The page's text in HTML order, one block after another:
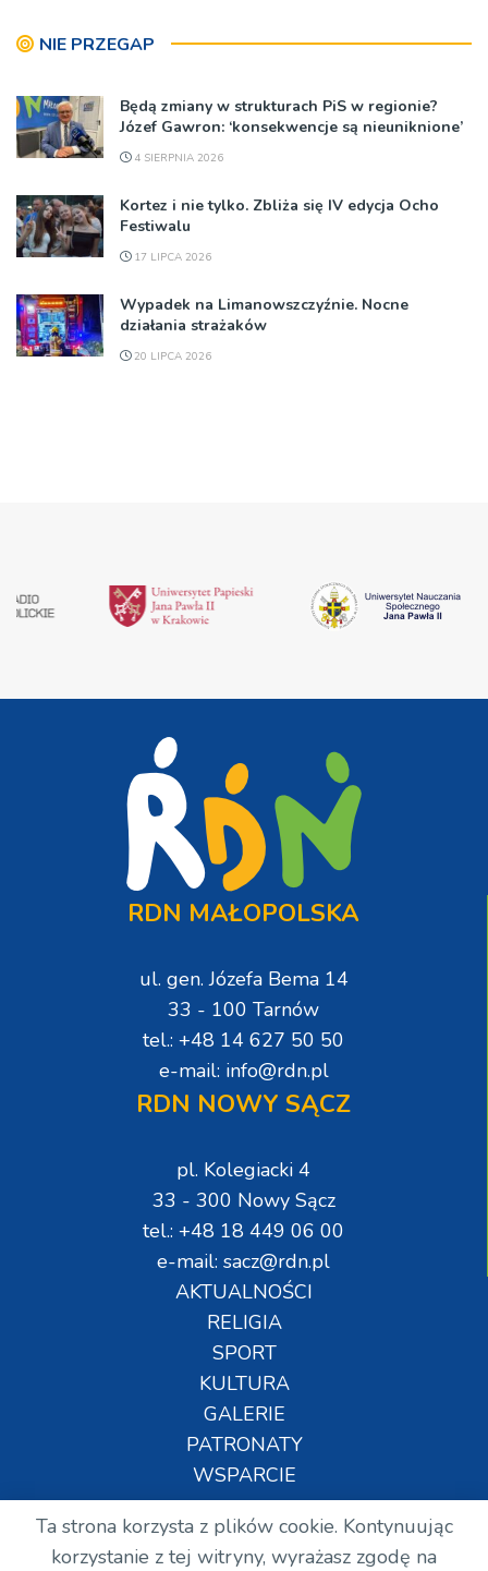
NIE PRZEGAP
Będą zmiany w strukturach PiS w regionie?
Józef Gawron: ‘konsekwencje są nieuniknione’
4 SIERPNIA 2026
Kortez i nie tylko. Zbliża się IV edycja Ocho
Festiwalu
17 LIPCA 2026
Wypadek na Limanowszczyźnie. Nocne
działania strażaków
20 LIPCA 2026
RDN MAŁOPOLSKA
ul. gen. Józefa Bema 14
33 - 100 Tarnów
tel.: +48 14 627 50 50
e-mail: info@rdn.pl
RDN NOWY SĄCZ
pl. Kolegiacki 4
33 - 300 Nowy Sącz
tel.: +48 18 449 06 00
e-mail: sacz@rdn.pl
AKTUALNOŚCI
RELIGIA
SPORT
KULTURA
GALERIE
PATRONATY
WSPARCIE
Copyright © Wszelkie prawa zastrzeżone. RDN.
Ta strona korzysta z plików cookie. Kontynuując
korzystanie z tej witryny, wyrażasz zgodę na